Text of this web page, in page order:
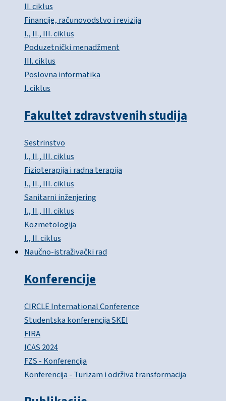
II. ciklus
Financije, računovodstvo i revizija
I., II., III. ciklus
Poduzetnički menadžment
III. ciklus
Poslovna informatika
I. ciklus
Fakultet zdravstvenih studija
Sestrinstvo
I., II., III. ciklus
Fizioterapija i radna terapija
I., II., III. ciklus
Sanitarni inženjering
I., II., III. ciklus
Kozmetologija
I., II. ciklus
Naučno-istraživački rad
Konferencije
CIRCLE International Conference
Studentska konferencija SKEI
FIRA
ICAS 2024
FZS - Konferencija
Konferencija - Turizam i održiva transformacija